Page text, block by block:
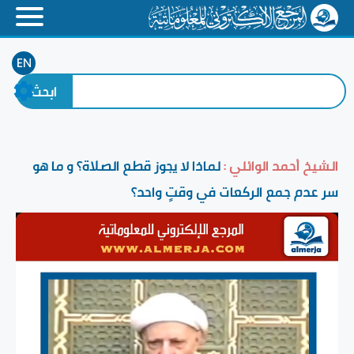
EN
الشيخ أحمد الوائلي :لماذا لا يجوز قطع الصلاة؟ و ما هو
سر عدم جمع الركعات في وقتٍ واحد؟